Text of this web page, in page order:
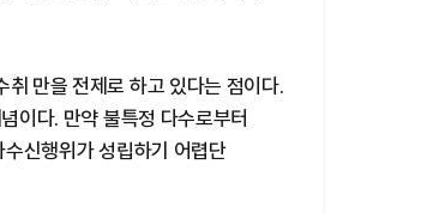
만을 전제로 하고 있다는 점이다.
이다. 만약 불특정 다수로부터
신행위가 성립하기 어렵단